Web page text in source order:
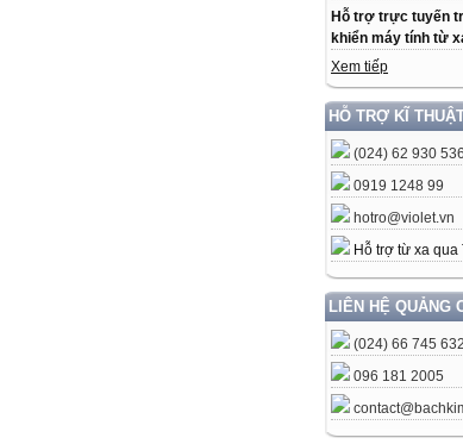
Hỗ trợ trực tuyến
khiển máy tính từ
Xem tiếp
HỖ TRỢ KĨ
(024) 62 930 536
0919 1248 99
hotro@violet.vn
Hỗ trợ từ xa qua
LIÊN HỆ QUẢNG
(024) 66 745 632
096 181 2005